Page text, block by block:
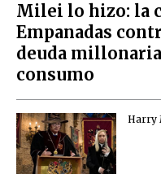
Milei lo hizo: la
Empanadas
deuda
consumo
Harry